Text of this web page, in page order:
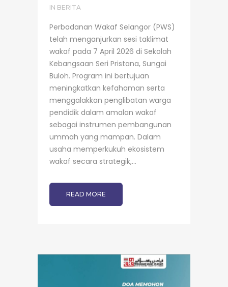
IN BERITA
Perbadanan Wakaf Selangor (PWS)
telah menganjurkan sesi taklimat
wakaf pada 7 April 2026 di Sekolah
Kebangsaan Seri Pristana, Sungai
Buloh. Program ini bertujuan
meningkatkan kefahaman serta
menggalakkan penglibatan warga
pendidik dalam amalan wakaf
sebagai instrumen pembangunan
ummah yang mampan. Dalam
usaha memperkukuh ekosistem
wakaf secara strategik,...
READ MORE